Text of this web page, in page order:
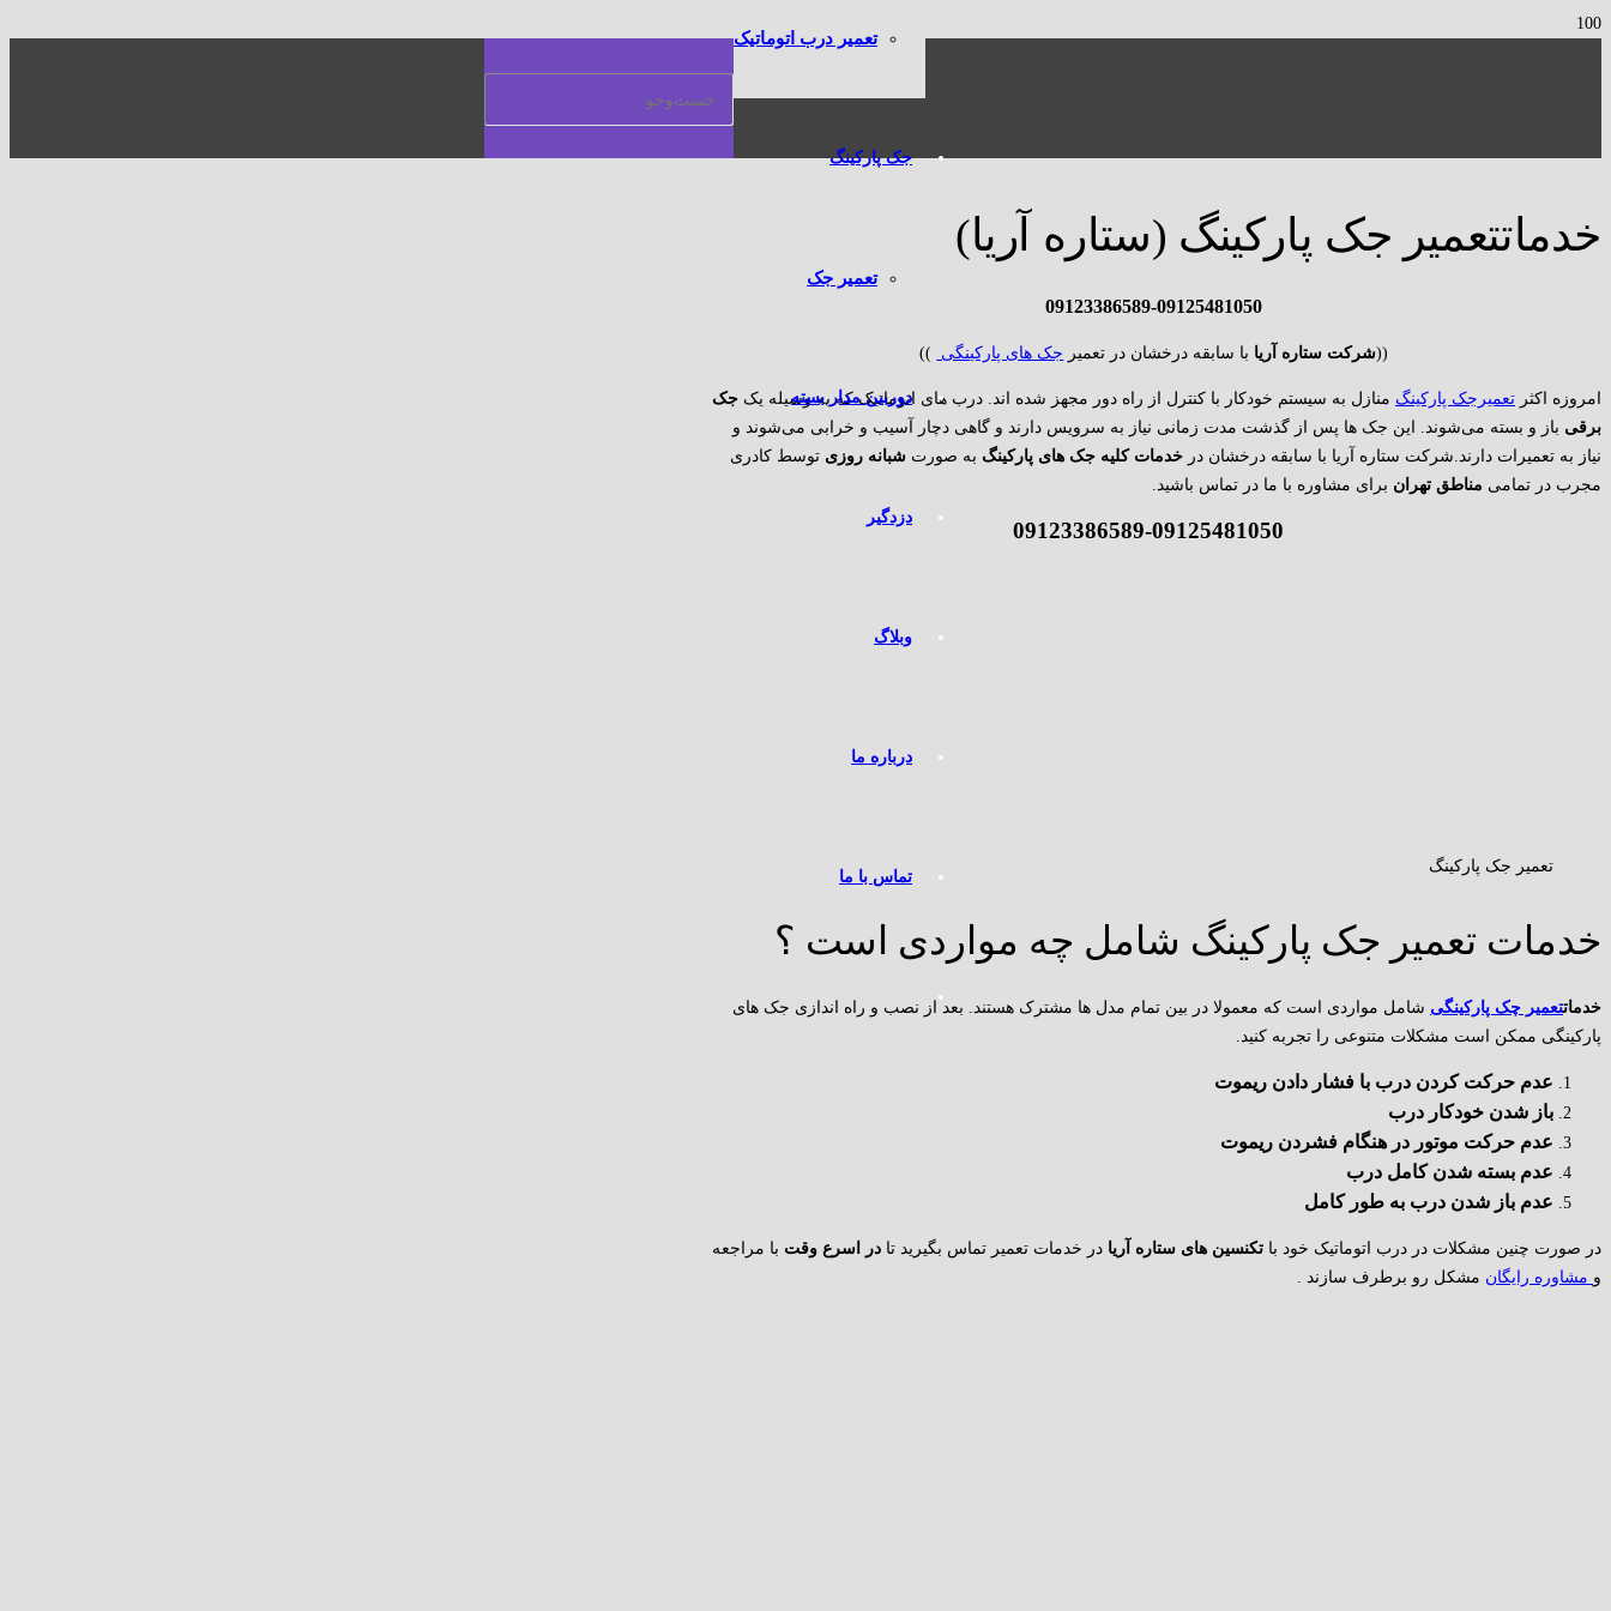
تعمیر درب اتوماتیک
جک پارکینگ
تعمیر جک
دوربین مدار بسته
دزدگیر
وبلاگ
درباره ما
تماس با ما
خدماتتعمیر جک پارکینگ (ستاره آریا)
09123386589-09125481050
((شرکت ستاره آریا با سابقه درخشان در تعمیر جک های پارکینگی ))
امروزه اکثر تعمیرجک پارکینگ منازل به سیستم خودکار با کنترل از راه‌ دور مجهز شده اند. درب های اتوماتیک که به وسیله یک جک
برقی باز و بسته می‌‌شوند. این جک ها پس از گذشت مدت زمانی نیاز به سرویس دارند و گاهی دچار آسیب و خرابی می‌شوند و
نیاز به تعمیرات دارند.شرکت ستاره آریا با سابقه درخشان در خدمات کلیه جک های پارکینگ به صورت شبانه روزی توسط کادری
مجرب در تمامی مناطق تهران برای مشاوره با ما در تماس باشید.
تعمیر جک پارکینگ
خدمات تعمیر جک پارکینگ شامل چه مواردی است ؟
خدماتتعمیر چک پارکینگی شامل مواردی است که معمولا در بین تمام مدل ها مشترک هستند. بعد از نصب و راه اندازی جک های
پارکینگی ممکن است مشکلات متنوعی را تجربه کنید.
عدم حرکت کردن درب با فشار دادن ریموت
باز شدن خودکار درب
عدم حرکت موتور در هنگام فشردن ریموت
عدم بسته شدن کامل درب
عدم باز شدن درب به طور کامل
در صورت چنین مشکلات در درب اتوماتیک خود با تکنسین های ستاره آریا در خدمات تعمیر تماس بگیرید تا در اسرع وقت با مراجعه
و مشاوره رایگان مشکل رو برطرف سازند .